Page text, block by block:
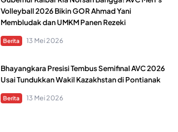
Volleyball 2026 Bikin GOR Ahmad Yani
Membludak dan UMKM Panen Rezeki
Berita 13 Mei 2026
Bhayangkara Presisi Tembus Semifinal AVC 2026
Usai Tundukkan Wakil Kazakhstan di Pontianak
Berita 13 Mei 2026